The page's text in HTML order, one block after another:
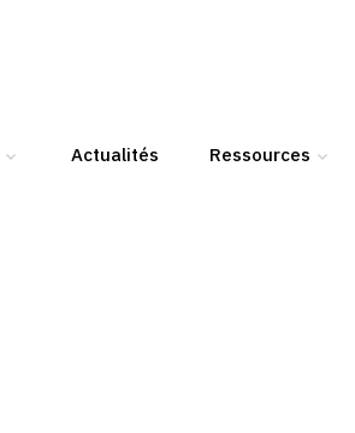
Actualités Ressources